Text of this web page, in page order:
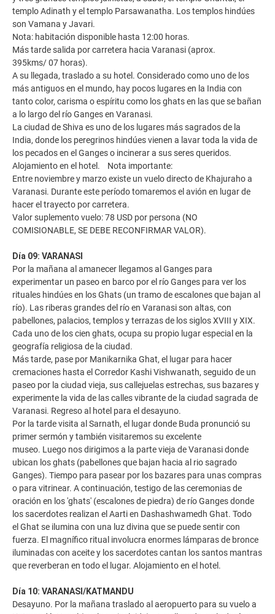
templo Adinath y el templo Parsawanatha. Los templos hindúes
son Vamana y Javari.
Nota: habitación disponible hasta 12:00 horas.
Más tarde salida por carretera hacia Varanasi (aprox.
395kms/ 07 horas).
A su llegada, traslado a su hotel. Considerado como uno de los
más antiguos en el mundo, hay pocos lugares en la India con
tanto color, carisma o espíritu como los ghats en las que se bañan
a lo largo del río Ganges en Varanasi.
La ciudad de Shiva es uno de los lugares más sagrados de la
India, donde los peregrinos hindúes vienen a lavar toda la vida de
los pecados en el Ganges o incinerar a sus seres queridos.
Alojamiento en el hotel. Nota importante:
Entre noviembre y marzo existe un vuelo directo de Khajuraho a
Varanasi. Durante este período tomaremos el avión en lugar de
hacer el trayecto por carretera.
Valor suplemento vuelo: 78 USD por persona (NO
COMISIONABLE, SE DEBE RECONFIRMAR VALOR).
Día 09: VARANASI
Por la mañana al amanecer llegamos al Ganges para
experimentar un paseo en barco por el río Ganges para ver los
rituales hindúes en los Ghats (un tramo de escalones que bajan al
río). Las riberas grandes del río en Varanasi son altas, con
pabellones, palacios, templos y terrazas de los siglos XVIII y XIX.
Cada uno de los cien ghats, ocupa su propio lugar especial en la
geografía religiosa de la ciudad.
Más tarde, pase por Manikarnika Ghat, el lugar para hacer
cremaciones hasta el Corredor Kashi Vishwanath, seguido de un
paseo por la ciudad vieja, sus callejuelas estrechas, sus bazares y
experimente la vida de las calles vibrante de la ciudad sagrada de
Varanasi. Regreso al hotel para el desayuno.
Por la tarde visita al Sarnath, el lugar donde Buda pronunció su
primer sermón y también visitaremos su excelente
museo. Luego nos dirigimos a la parte vieja de Varanasi donde
ubican los ghats (pabellones que bajan hacia al rio sagrado
Ganges). Tiempo para pasear por los bazares para unas compras
o para vitrinear. A continuación, testigo de las ceremonias de
oración en los 'ghats' (escalones de piedra) de río Ganges donde
los sacerdotes realizan el Aarti en Dashashwamedh Ghat. Todo
el Ghat se ilumina con una luz divina que se puede sentir con
fuerza. El magnífico ritual involucra enormes lámparas de bronce
iluminadas con aceite y los sacerdotes cantan los santos mantras
que reverberan en todo el lugar. Alojamiento en el hotel.
Día 10: VARANASI/KATMANDU
Desayuno. Por la mañana traslado al aeropuerto para su vuelo a